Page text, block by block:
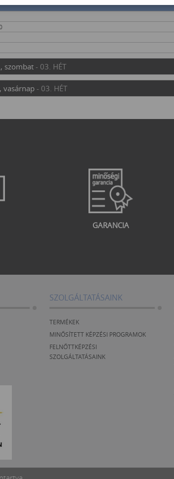
szombat - 03. HÉT
vasárnap - 03. HÉT
GARANCIA
SZOLGÁLTATÁSAINK
TERMÉKEK
MINŐSÍTETT KÉPZÉSI PROGRAMOK
FELNŐTTKÉPZÉSI
SZOLGÁLTATÁSAINK